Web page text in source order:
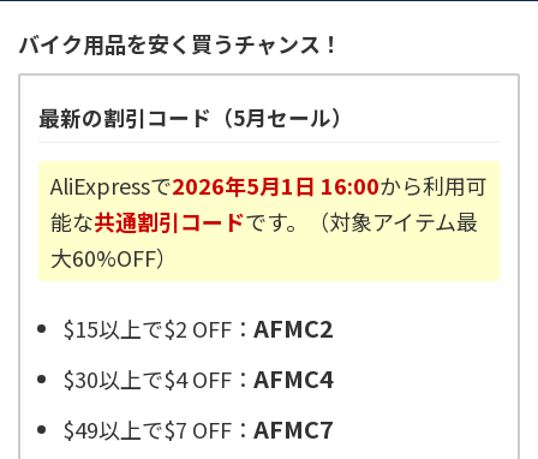
バイク用品を安く買うチャンス！
最新の割引コード（5月セール）
AliExpressで2026年5月1日 16:00から利用可
能な共通割引コードです。（対象アイテム最
大60%OFF）
$15以上で$2 OFF： AFMC2
$30以上で$4 OFF： AFMC4
$49以上で$7 OFF： AFMC7